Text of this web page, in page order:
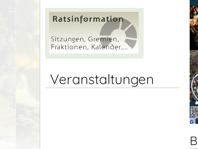
Veranstaltungen